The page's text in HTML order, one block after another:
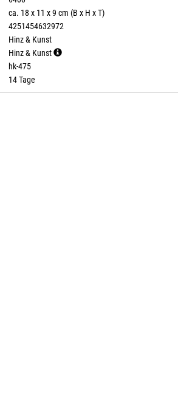
ca. 18 x 11 x 9 cm (B x H x T)
4251454632972
Hinz & Kunst
Hinz & Kunst
hk-475
14 Tage